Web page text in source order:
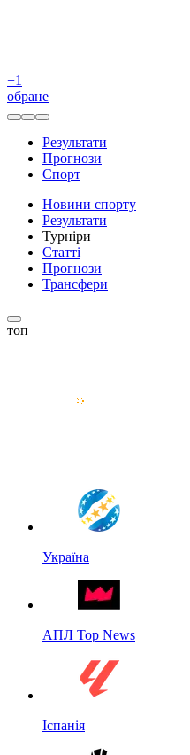
+1
обране
Результати
Прогнози
Спорт
Новини спорту
Результати
Турніри
Статті
Прогнози
Трансфери
топ
Україна
АПЛ Top News
Іспанія